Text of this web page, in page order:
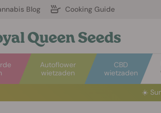
Blog Cooking Guide
Autoflower
wietzaden
CBD
wietzaden
☀️